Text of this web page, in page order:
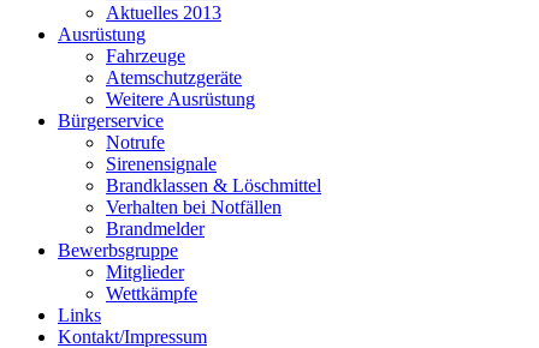
Aktuelles 2013
Ausrüstung
Fahrzeuge
Atemschutzgeräte
Weitere Ausrüstung
Bürgerservice
Notrufe
Sirenensignale
Brandklassen & Löschmittel
Verhalten bei Notfällen
Brandmelder
Bewerbsgruppe
Mitglieder
Wettkämpfe
Links
Kontakt/Impressum